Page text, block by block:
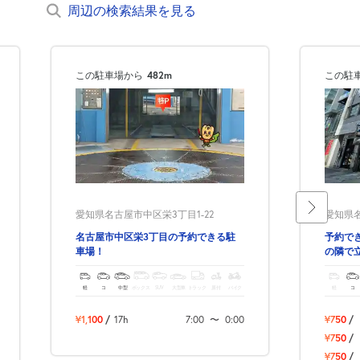
周辺の検索結果を見る
この駐車場から 482m
愛知県名古屋市中区栄3丁目1-22
名古屋市中区栄3丁目の予約できる駐
車場！
軽 コ 中型 ボックス SUV 大型車 トラック バイク
¥1,100 / 17h 7:00 〜 0:00
この駐
愛知県
予約で
の隣で
軽 コ
¥750 /
¥750 /
¥750 /